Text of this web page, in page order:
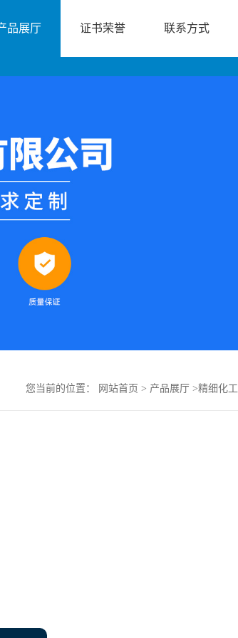
品展厅 证书荣誉 联系方式
您当前的位置： 网站首页 > 产品展厅 >精细化工